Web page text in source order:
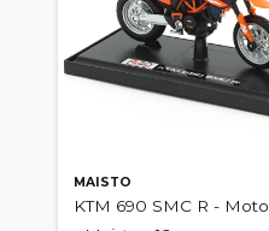
MAISTO
KTM 690 SMC R -